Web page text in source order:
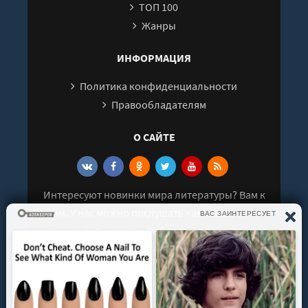
ТОП 100
Жанры
ИНФОРМАЦИЯ
Политика конфиденциальности
Правообладателям
О САЙТЕ
Интересуют новинки мира литературы? Вам к
нам. У нас можно послушать как новые так и
старые аудиокниги. Выбрать и поделиться с
друзьями лучшими аудиокнигами!